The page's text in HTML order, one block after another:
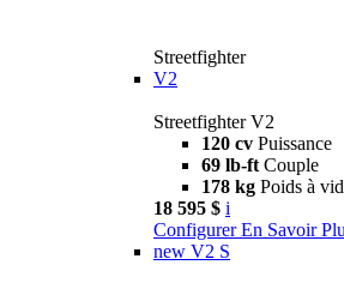
Streetfighter
V2
Streetfighter V2
120 cv Puissance
69 lb-ft Couple
178 kg Poids à
18 595 $ i
Configurer En Savoir
new V2 S